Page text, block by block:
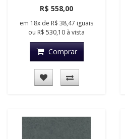
R$ 558,00
em 18x de R$ 38,47 iguais
ou R$ 530,10 à vista
Comprar